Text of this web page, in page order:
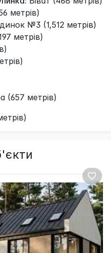
метрів)
№3 (1,512 метрів)
метрів)
(657 метрів)